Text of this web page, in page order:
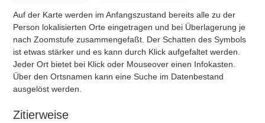
Auf der Karte werden im Anfangszustand bereits alle zu der
Person lokalisierten Orte eingetragen und bei Überlagerung je
nach Zoomstufe zusammengefaßt. Der Schatten des Symbols
ist etwas stärker und es kann durch Klick aufgefaltet werden.
Jeder Ort bietet bei Klick oder Mouseover einen Infokasten.
Über den Ortsnamen kann eine Suche im Datenbestand
ausgelöst werden.
Zitierweise